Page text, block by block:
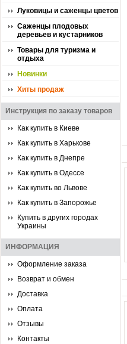
Луковицы и саженцы цветов
Саженцы плодовых
деревьев и кустарников
Товары для туризма и
отдыха
Новинки
Хиты продаж
Инструкция по заказу товаров
Как купить в Киеве
Как купить в Харькове
Как купить в Днепре
Как купить в Одессе
Как купить во Львове
Как купить в Запорожье
Купить в других городах
Украины
ИНФОРМАЦИЯ
Оформление заказа
Возврат и обмен
Доставка
Оплата
Отзывы
Контакты